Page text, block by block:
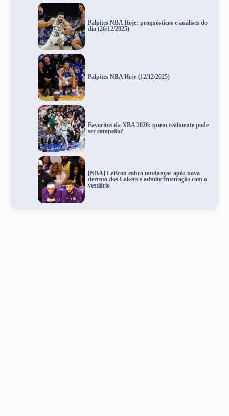
Palpites NBA Hoje: prognósticos e análises do
dia (26/12/2025)
Palpites NBA Hoje (12/12/2025)
Favoritos da NBA 2026: quem realmente pode
ser campeão?
[NBA] LeBron cobra mudanças após nova
derrota dos Lakers e admite frustração com o
vestiário